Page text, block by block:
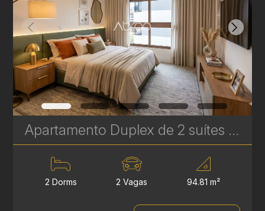
Apartamento Duplex de 2 suítes à Venda no Batel – Mainz Gutemberg - 94 m² | Ref. 626
2 Dorms 2 Vagas 94.81 m²